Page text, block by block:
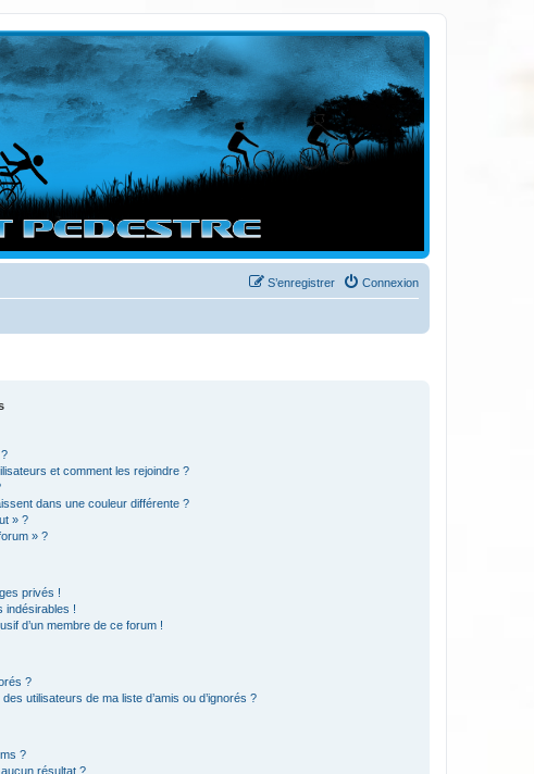
Connexion
S’enregistrer
et comment les rejoindre ?
dans une couleur différente ?
» ?
» ?
privés !
indésirables !
d’un membre de ce forum !
?
utilisateurs de ma liste d’amis ou d’ignorés ?
?
résultat ?